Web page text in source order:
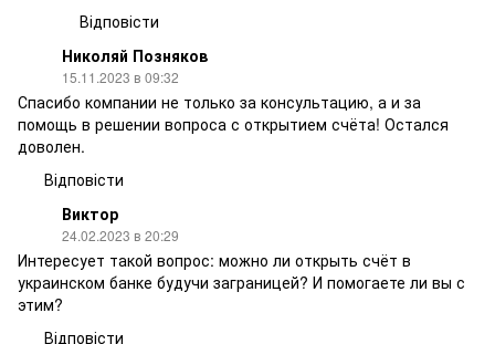
Відповісти
Николяй Позняков
15.11.2023 в 09:32
Спасибо компании не только за консультацию, а и за
помощь в решении вопроса с открытием счёта! Остался
доволен.
Відповісти
Виктор
24.02.2023 в 20:29
Интересует такой вопрос: можно ли открыть счёт в
украинском банке будучи заграницей? И помогаете ли вы с
этим?
Відповісти